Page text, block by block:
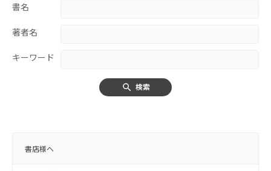
書名
著者名
キーワード
検索
書店様へ